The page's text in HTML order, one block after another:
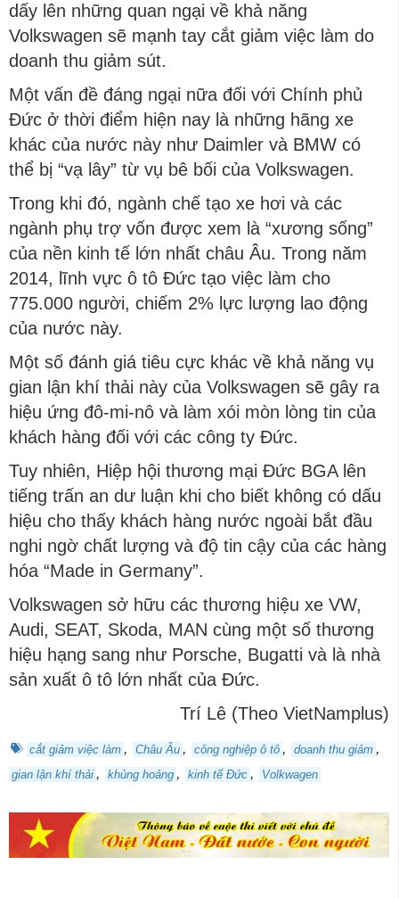
dấy lên những quan ngại về khả năng
Volkswagen sẽ mạnh tay cắt giảm việc làm do
doanh thu giảm sút.
Một vấn đề đáng ngại nữa đối với Chính phủ
Đức ở thời điểm hiện nay là những hãng xe
khác của nước này như Daimler và BMW có
thể bị “vạ lây” từ vụ bê bối của Volkswagen.
Trong khi đó, ngành chế tạo xe hơi và các
ngành phụ trợ vốn được xem là “xương sống”
của nền kinh tế lớn nhất châu Âu. Trong năm
2014, lĩnh vực ô tô Đức tạo việc làm cho
775.000 người, chiếm 2% lực lượng lao động
của nước này.
Một số đánh giá tiêu cực khác về khả năng vụ
gian lận khí thải này của Volkswagen sẽ gây ra
hiệu ứng đô-mi-nô và làm xói mòn lòng tin của
khách hàng đối với các công ty Đức.
Tuy nhiên, Hiệp hội thương mại Đức BGA lên
tiếng trấn an dư luận khi cho biết không có dấu
hiệu cho thấy khách hàng nước ngoài bắt đầu
nghi ngờ chất lượng và độ tin cậy của các hàng
hóa “Made in Germany”.
Volkswagen sở hữu các thương hiệu xe VW,
Audi, SEAT, Skoda, MAN cùng một số thương
hiệu hạng sang như Porsche, Bugatti và là nhà
sản xuất ô tô lớn nhất của Đức.
Trí Lê (Theo VietNamplus)
cắt giảm việc làm , Châu Âu , công nghiệp ô tô , doanh thu giảm ,
gian lận khí thải , khủng hoảng , kinh tế Đức , Volkwagen